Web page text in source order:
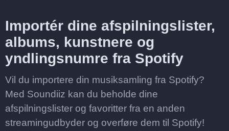
Importér dine afspilningslister,
albums, kunstnere og
yndlingsnumre fra Spotify
Vil du importere din musiksamling fra Spotify?
Med Soundiiz kan du beholde dine
afspilningslister og favoritter fra en anden
streamingudbyder og overføre dem til Spotify!